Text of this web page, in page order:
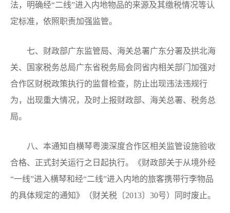
法，明确经“二线”进入内地物品的来源及其缴税情况等认
定标准，依照职责加强监管。
七、财政部广东监管局、海关总署广东分署及拱北海
关、国家税务总局广东省税务局会同省内相关部门加强对
合作区财税政策执行的监督检查，防止出现违法违规行
为，出现重大情况，及时上报财政部、海关总署、税务总
局。
八、本通知自横琴粤澳深度合作区相关监管设施验收
合格、正式封关运行之日起执行。《财政部关于从境外经
“一线”进入横琴和经“二线”进入内地的旅客携带行李物品
的具体规定的通知》（财关税〔2013〕30号）同时废止。